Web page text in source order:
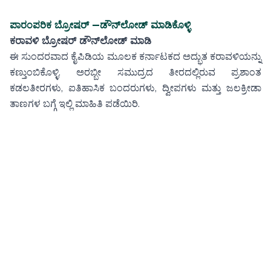
ಪಾರಂಪರಿಕ ಬ್ರೋಷರ್—ಡೌನ್‌ಲೋಡ್ ಮಾಡಿಕೊಳ್ಳಿ
ಕರಾವಳಿ ಬ್ರೋಷರ್ ಡೌನ್‌ಲೋಡ್ ಮಾಡಿ
ಈ ಸುಂದರವಾದ ಕೈಪಿಡಿಯ ಮೂಲಕ ಕರ್ನಾಟಕದ ಅದ್ಭುತ ಕರಾವಳಿಯನ್ನು
ಕಣ್ತುಂಬಿಕೊಳ್ಳಿ. ಅರಬ್ಬೀ ಸಮುದ್ರದ ತೀರದಲ್ಲಿರುವ ಪ್ರಶಾಂತ
ಕಡಲತೀರಗಳು, ಐತಿಹಾಸಿಕ ಬಂದರುಗಳು, ದ್ವೀಪಗಳು ಮತ್ತು ಜಲಕ್ರೀಡಾ
ತಾಣಗಳ ಬಗ್ಗೆ ಇಲ್ಲಿ ಮಾಹಿತಿ ಪಡೆಯಿರಿ.